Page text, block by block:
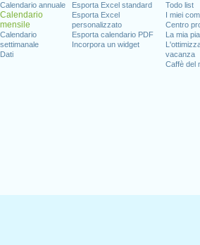
Calendario annuale
Calendario
mensile
Calendario
settimanale
Dati
Esporta Excel standard
Esporta Excel
personalizzato
Esporta calendario PDF
Incorpora un widget
Todo list
I miei
Centro
La mia
vacanza
Caffè del